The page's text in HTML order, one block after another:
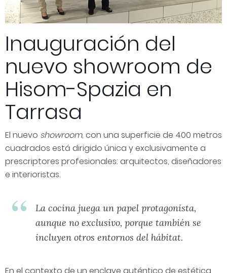
Inauguración del
nuevo showroom de
Hisom-Spazia en
Tarrasa
El nuevo showroom, con una superficie de 400 metros
cuadrados está dirigido única y exclusivamente a
prescriptores profesionales: arquitectos, diseñadores
e interioristas.
La cocina juega un papel protagonista,
aunque no exclusivo, porque también se
incluyen otros entornos del hábitat.